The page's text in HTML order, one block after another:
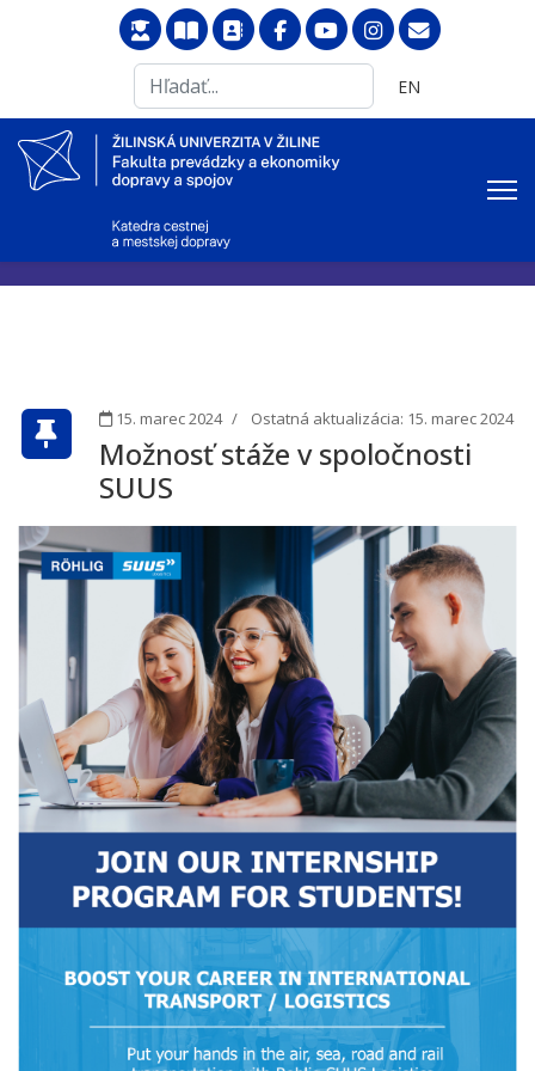
...
Vyberte váš jazyk
EN
15. marec 2024 Ostatná aktualizácia: 15. marec 2024
Možnosť stáže v spoločnosti
SUUS